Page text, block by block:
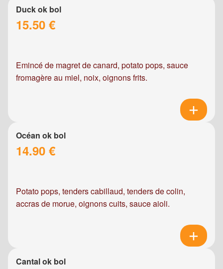
Duck ok bol
15.50 €
Emincé de magret de canard, potato pops, sauce
fromagère au miel, noix, oignons frits.
Océan ok bol
14.90 €
Potato pops, tenders cabillaud, tenders de colin,
accras de morue, oignons cuits, sauce aioli.
Cantal ok bol